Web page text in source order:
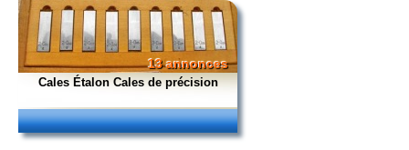
13 annonces
Cales Étalon Cales de précision